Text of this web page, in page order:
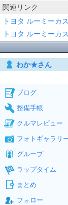
関連リンク
トヨタ ルーミーカ
トヨタ ルーミーカ
わか★さん
ブログ
整備手帳
クルマレビュー
フォトギャラリ
グループ
ラップタイム
まとめ
フォロー